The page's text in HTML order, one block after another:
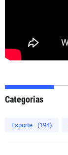
Categorias
Esporte (194)